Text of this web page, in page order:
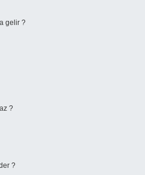
gelir ?
?
?